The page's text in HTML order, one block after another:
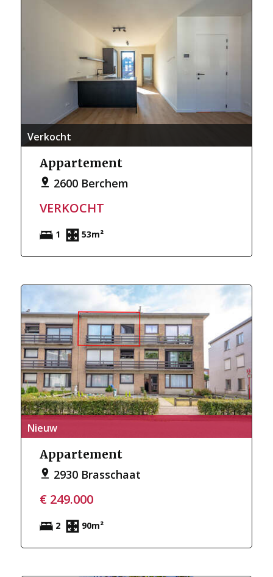
Verkocht
Appartement
2600 Berchem
VERKOCHT
1 53m²
Nieuw
Appartement
2930 Brasschaat
€ 249.000
2 90m²